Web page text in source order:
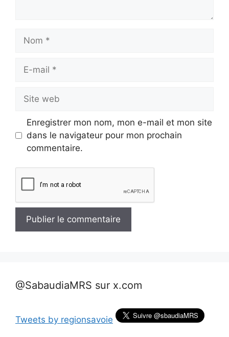
mail
web
Enregistrer mon nom, mon e-mail et mon site
dans le navigateur pour mon prochain
commentaire.
@SabaudiaMRS sur x.com
Tweets by regionsavoie